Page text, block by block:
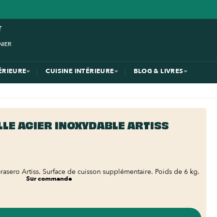
CUISINE INTÉRIEURE BLOG & LIVRES
ACIER INOXYDABLE ARTISS
Artiss. Surface de cuisson supplémentaire. Poids de 6 kg.
Sur commande